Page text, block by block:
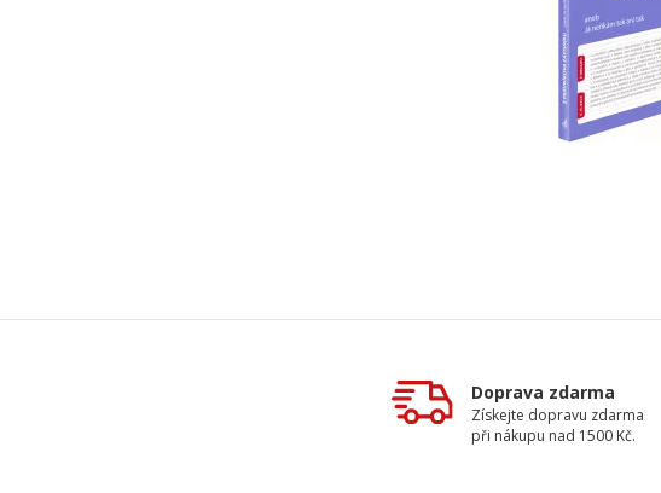
Doprava zdarma
Získejte dopravu zdarma
při nákupu nad 1500 Kč.